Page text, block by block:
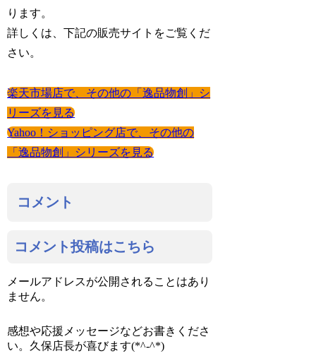
ります。
詳しくは、下記の販売サイトをご覧くだ
さい。
楽天市場店で、その他の「逸品物創」シ
リーズを見る
Yahoo！ショッピング店で、その他の
「逸品物創」シリーズを見る
コメント
コメント投稿はこちら
メールアドレスが公開されることはあり
ません。
感想や応援メッセージなどお書きくださ
い。久保店長が喜びます(*^-^*)